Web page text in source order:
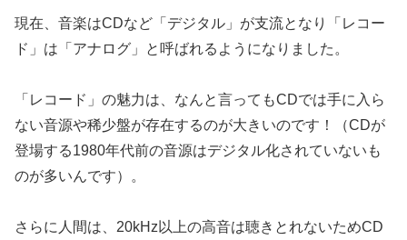
現在、音楽はCDなど「デジタル」が支流となり「レコー
ド」は「アナログ」と呼ばれるようになりました。
「レコード」の魅力は、なんと言ってもCDでは手に入ら
ない音源や稀少盤が存在するのが大きいのです！（CDが
登場する1980年代前の音源はデジタル化されていないも
のが多いんです）。
さらに人間は、20kHz以上の高音は聴きとれないためCD